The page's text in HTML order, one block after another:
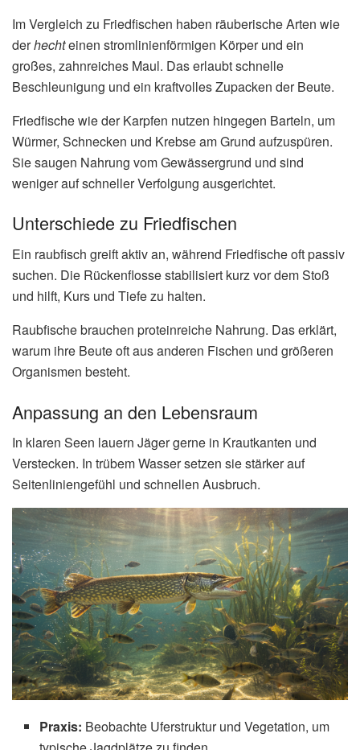
Im Vergleich zu Friedfischen haben räuberische Arten wie
derhechteinen stromlinienförmigen Körper und ein
großes, zahnreiches Maul. Das erlaubt schnelle
Beschleunigung und ein kraftvolles Zupacken der Beute.
Friedfische wie der Karpfen nutzen hingegen Barteln, um
Würmer, Schnecken und Krebse am Grund aufzuspüren.
Sie saugen Nahrung vom Gewässergrund und sind
weniger auf schneller Verfolgung ausgerichtet.
Unterschiede zu Friedfischen
Ein raubfisch greift aktiv an, während Friedfische oft passiv
suchen. Die Rückenflosse stabilisiert kurz vor dem Stoß
und hilft, Kurs und Tiefe zu halten.
Raubfische brauchen proteinreiche Nahrung. Das erklärt,
warum ihre Beute oft aus anderen Fischen und größeren
Organismen besteht.
Anpassung an den Lebensraum
In klaren Seen lauern Jäger gerne in Krautkanten und
Verstecken. In trübem Wasser setzen sie stärker auf
Seitenliniengefühl und schnellen Ausbruch.
Praxis: Beobachte Uferstruktur und Vegetation, um